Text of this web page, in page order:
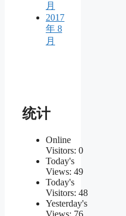
月
2017
年 8
月
统计
Online
Visitors: 0
Today's
Views: 49
Today's
Visitors: 48
Yesterday's